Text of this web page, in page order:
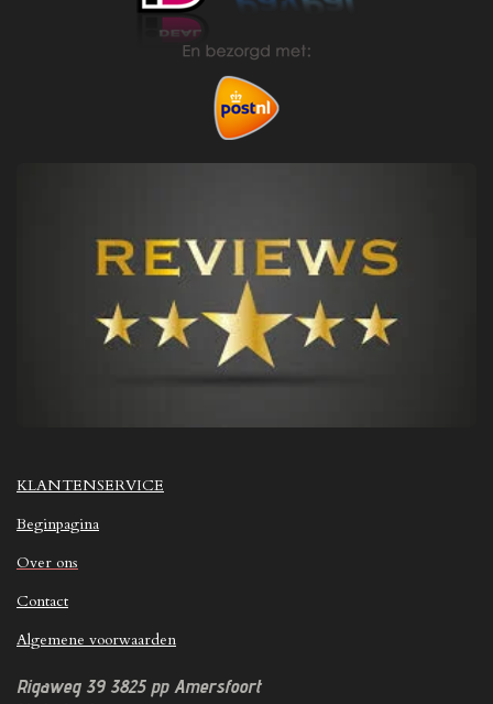
KLANTENSERVICE
Beginpagina
Over ons
Contact
Algemene voorwaarden
Rigaweg 39 3825 pp Amersfoort